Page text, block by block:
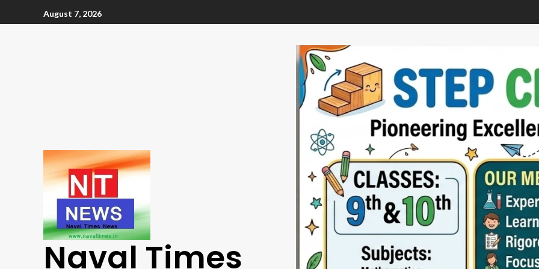
August 7, 2026
Naval Times